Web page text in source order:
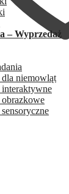
– Wyprzedaż
niemowląt